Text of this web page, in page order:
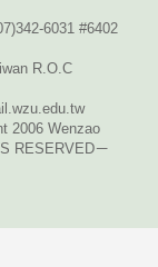
6031 #6402
R.O.C
2006 Wenzao
RESERVED－